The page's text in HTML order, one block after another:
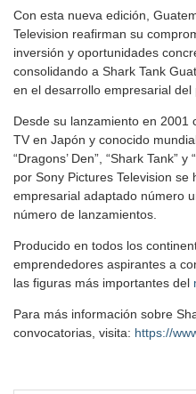
Con esta nueva edición,
Television reafirman su
inversión y oportunidades
consolidando a Shark Tank
en el desarrollo empresarial del
Desde su lanzamiento en 2001
TV en Japón y conocido
“Dragons’ Den”, “Shark Tank”
por Sony Pictures Television
empresarial adaptado número
número de lanzamientos.
Producido en todos los
emprendedores aspirantes a
las figuras más importantes del
Para más información sobre
convocatorias, visita: https://